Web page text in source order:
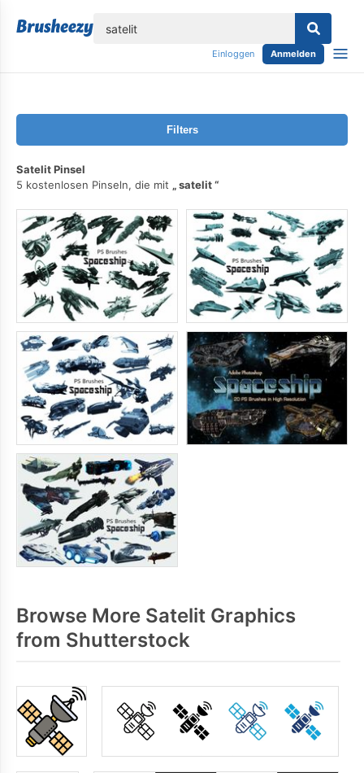
Einloggen Anmelden
Filters
Satelit Pinsel
5 kostenlosen Pinseln, die mit
satelit
Browse More Satelit Graphics
from Shutterstock